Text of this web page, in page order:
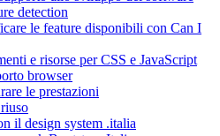
detection
le feature disponibili con Can I
e risorse per CSS e JavaScript
browser
le prestazioni
il design system .italia